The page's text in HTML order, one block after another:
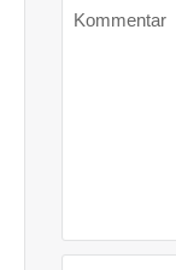
Kommentar